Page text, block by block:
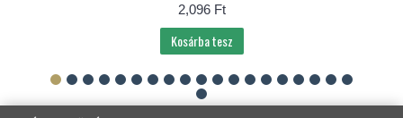
2,096 Ft
Kosárba tesz